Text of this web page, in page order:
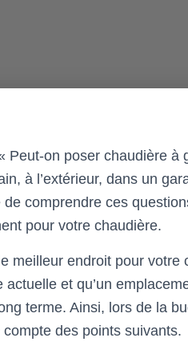
Peut-on poser chaudière à
à l’extérieur, dans un
comprendre ces
pour votre chaudière.
meilleur endroit pour votre
et qu’un
terme. Ainsi, lors de la
compte des points suivants.